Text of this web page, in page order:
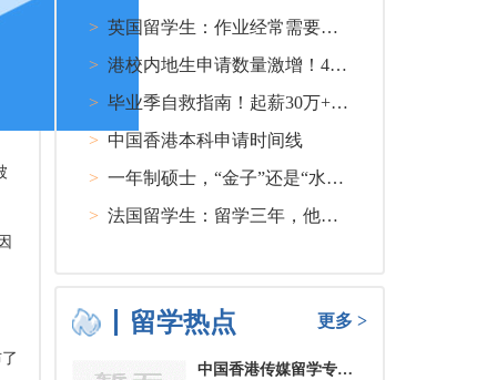
>
英国留学生：作业经常需要熬夜完成
>
港校内地生申请数量激增！40人抢1学位？
>
毕业季自救指南！起薪30万+ 不愧是00后都偏爱的留学国家TOP1
> 中国香港本科申请时间线
>
一年制硕士，“金子”还是“水货”？
>
法国留学生：留学三年，他在孤独中找到内心的力量
留学热点 更多 >
中国香港传媒留学专业分类及申请要求